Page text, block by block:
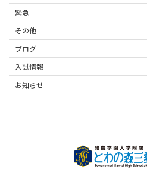
緊急
その他
ブログ
入試情報
お知らせ